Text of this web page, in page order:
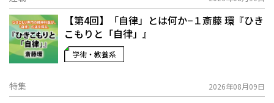
【第4回】「自律」とは何か−１――斎藤 環『ひき
こもりと「自律」』
学術・教養系
特集 2026年08月09日